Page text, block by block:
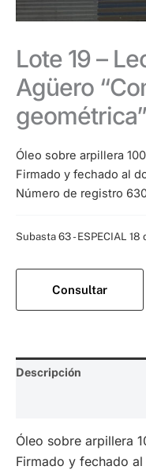
Lote 19 – Leopoldo Torres
Agüero
geométrica”
Óleo sobre arpillera
Firmado y fechado al
Número de registro
Subasta 63 - ESPECIAL 18
Consultar
Descripción
Óleo sobre arpillera
Firmado y fechado